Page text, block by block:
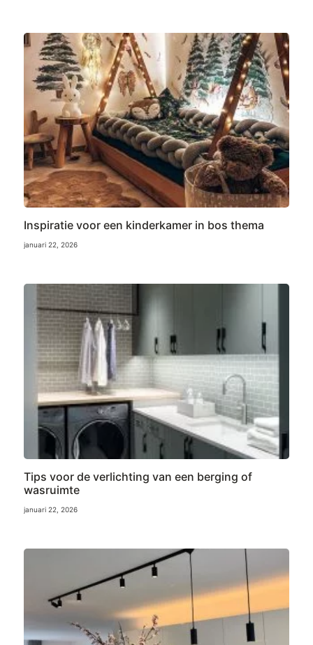
Inspiratie voor een kinderkamer in bos thema
januari 22, 2026
Tips voor de verlichting van een berging of
wasruimte
januari 22, 2026